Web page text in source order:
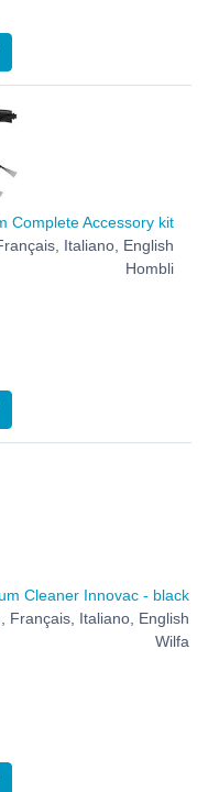
Complete Accessory kit
Italiano, English
Hombli
Cleaner Innovac - black
Français, Italiano, English
Wilfa